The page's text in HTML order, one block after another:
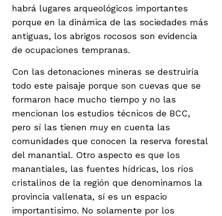
habrá lugares arqueológicos importantes
porque en la dinámica de las sociedades más
antiguas, los abrigos rocosos son evidencia
de ocupaciones tempranas.
Con las detonaciones mineras se destruiría
todo este paisaje porque son cuevas que se
formaron hace mucho tiempo y no las
mencionan los estudios técnicos de BCC,
pero sí las tienen muy en cuenta las
comunidades que conocen la reserva forestal
del manantial. Otro aspecto es que los
manantiales, las fuentes hídricas, los ríos
cristalinos de la región que denominamos la
provincia vallenata, sí es un espacio
importantísimo. No solamente por los